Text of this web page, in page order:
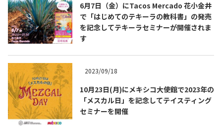
Tequila Journal SNS 在日メキシコ大使館 SNS
6月7日（金）にTacos Mercado 花小金井
で「はじめてのテキーラの教科書」の発売
を記念してテキーラセミナーが開催されま
す
2023/09/18
10月23日(月)にメキシコ大使館で2023年の
「メスカル日」を記念してテイスティング
セミナーを開催